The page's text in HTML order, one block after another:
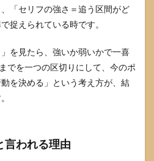
「セリフの強さ＝追う区間がど
捉えられている時です。
を見たら、強いか弱いかで一喜
でを一つの区切りにして、今のポ
を決める」という考え方が、結
言われる理由